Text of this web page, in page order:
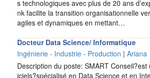
s technologiques avec plus de 20 ans
nk facilite la transition organisationnelle
agiles et dynamiques en mettant…
Docteur Data Science/ Informatique
Ingénierie - Industrie - Production | Ariana
Description du poste: SMART
iciels?spécialisé en Data Science et en